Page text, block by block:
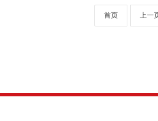
首页 上一